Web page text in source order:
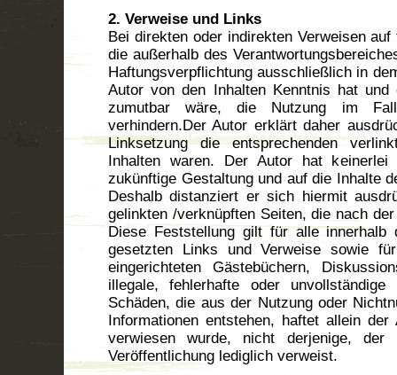
2. Verweise und Links
Bei direkten oder indirekten Verweisen
die außerhalb des
Haftungsverpflichtung ausschließlich in
Autor von den Inhalten Kenntnis hat
zumutbar wäre, die Nutzung im
verhindern.Der Autor erklärt daher
Linksetzung die entsprechenden
Inhalten waren. Der Autor hat
zukünftige Gestaltung und auf die Inhalte
Deshalb distanziert er sich hiermit
gelinkten /verknüpften Seiten, die nach
Diese Feststellung gilt für alle innerhalb
gesetzten Links und Verweise sowie
eingerichteten Gästebüchern,
illegale, fehlerhafte oder
Schäden, die aus der Nutzung oder
Informationen entstehen, haftet allein
verwiesen wurde, nicht derjenige,
Veröffentlichung lediglich verweist.